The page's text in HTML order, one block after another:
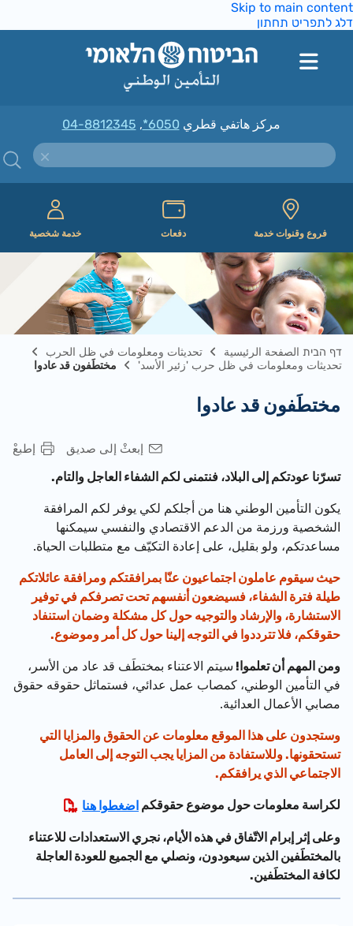
Skip to main
לתפריט תחתון
مركز هاتفي قطري*6050
,
04-8812345
فروع وقنوات خدمة دفعات خدمة شخصية
דף הבית الصفحة الرئيسية
تحديثات ومعلومات في ظل الحرب
تحديثات ومعلومات في ظل حرب 'زئير الأسد'
مختطَفون قد عادوا
مختطَفون قد عادوا
إطبعْ إبعثْ إلى صديق
تسرّنا عودتكم إلى البلاد، فنتمنى لكم الشفاء العاجل والتام.
يكون التأمين الوطني هنا من أجلكم لكي يوفر لكم المرافقة
الشخصية ورزمة من الدعم الاقتصادي والنفسي سيمكنها
مساعدتكم، ولو بقليل، على إعادة التكيّف مع متطلبات الحياة.
حيث سيقوم عاملون اجتماعيون عنّا بمرافقتكم ومرافقة عائلاتكم
طيلة فترة الشفاء، فسيضعون أنفسهم تحت تصرفكم في توفير
الاستشارة، والإرشاد والتوجيه حول كل مشكلة وضمان استنفاد
حقوقكم، فلا تترددوا في التوجه إلينا حول كل أمر وموضوع.
ومن المهم أن تعلموا!سيتم الاعتناء بمختطَف قد عاد من الأسر،
في التأمين الوطني، كمصاب عمل عدائي، فستماثل حقوقه حقوق
مصابي الأعمال العدائية.
وستجدون على هذا الموقع معلومات عن الحقوق والمزايا التي
تستحقونها. وللاستفادة من المزايا يجب التوجه إلى العامل
الاجتماعي الذي يرافقكم.
لكراسة معلومات حول موضوع حقوقكماضغطوا هنا
وعلى إثر إبرام الاتّفاق في هذه الأيام، نجري الاستعدادات للاعتناء
بالمختطَفين الذين سيعودون، ونصلي مع الجميع للعودة العاجلة
لكافة المختطَفين.